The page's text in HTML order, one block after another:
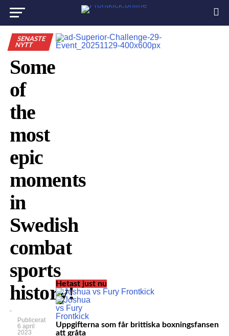
SENASTE
NYTT
Some
of
the
most
epic
moments
in
Swedish
combat
sports
history!
Publicerat
6 april
2023
Hetast just nu
Uppgifterna som får brittiska boxningsfansen
att gråta